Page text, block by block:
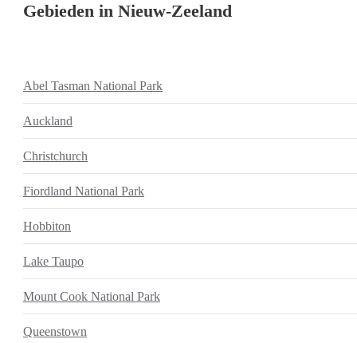
Gebieden in Nieuw-Zeeland
Abel Tasman National Park
Auckland
Christchurch
Fiordland National Park
Hobbiton
Lake Taupo
Mount Cook National Park
Queenstown